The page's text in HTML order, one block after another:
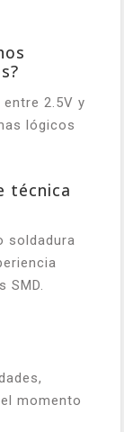
2.5V y
lógicos
técnica
soldadura
momento